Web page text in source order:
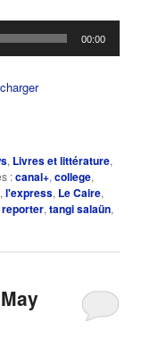
00:00
, Livres et littérature,
:canal+,college,
,l'express, Le Caire,
reporter,tangi salaün,